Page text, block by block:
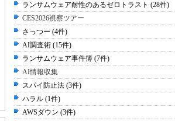
ランサムウェア耐性のあるゼロトラスト (28件)
CES2026視察ツアー
さっつー (4件)
AI調査術 (15件)
ランサムウェア事件簿 (7件)
AI情報収集
スパイ防止法 (3件)
ハラル (1件)
AWSダウン (3件)